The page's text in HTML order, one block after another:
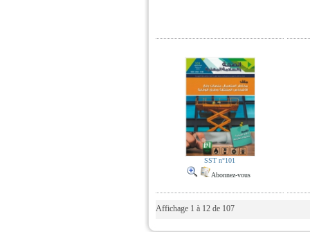
SST n°101
Abonnez-vous
Affichage 1 à 12 de 107